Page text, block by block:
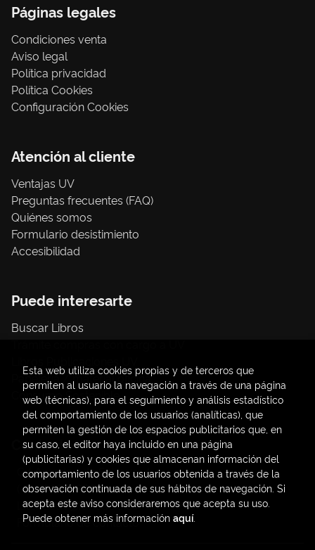
Páginas legales
Condiciones venta
Aviso legal
Política privacidad
Política Cookies
Configuración Cookies
Atención al cliente
Ventajas UV
Preguntas frecuentes (FAQ)
Quiénes somos
Formulario desistimiento
Accesibilidad
Puede interesarte
Buscar Libros
Papelería / material oficina
Consumo Sostenible
Contacto
C/ Amadeo de Saboya, 4
(+34) 963828968
latendauv@fundacio.es
Formulario de contacto
Esta web utiliza cookies propias y de terceros que
permiten al usuario la navegación a través de una página
web (técnicas), para el seguimiento y análisis estadístico
del comportamiento de los usuarios (analíticas), que
permiten la gestión de los espacios publicitarios que, en
su caso, el editor haya incluido en una página
(publicitarias) y cookies que almacenan información del
comportamiento de los usuarios obtenida a través de la
observación continuada de sus hábitos de navegación. Si
acepta este aviso consideraremos que acepta su uso.
Puede obtener más información aquí.